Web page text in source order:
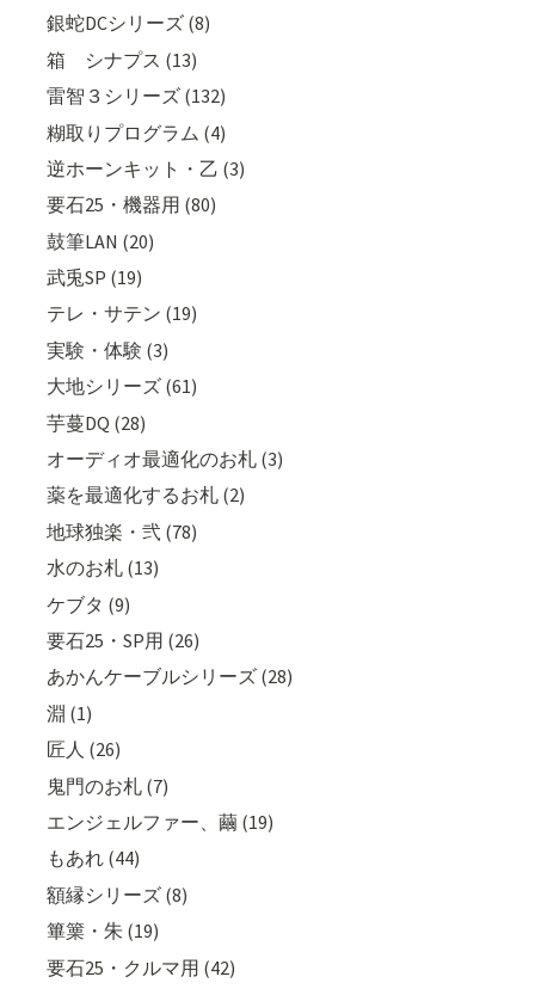
銀蛇DCシリーズ (8)
箱 シナプス (13)
雷智３シリーズ (132)
糊取りプログラム (4)
逆ホーンキット・乙 (3)
要石25・機器用 (80)
鼓筆LAN (20)
武兎SP (19)
テレ・サテン (19)
実験・体験 (3)
大地シリーズ (61)
芋蔓DQ (28)
オーディオ最適化のお札 (3)
薬を最適化するお札 (2)
地球独楽・弐 (78)
水のお札 (13)
ケブタ (9)
要石25・SP用 (26)
あかんケーブルシリーズ (28)
淵 (1)
匠人 (26)
鬼門のお札 (7)
エンジェルファー、繭 (19)
もあれ (44)
額縁シリーズ (8)
篳篥・朱 (19)
要石25・クルマ用 (42)